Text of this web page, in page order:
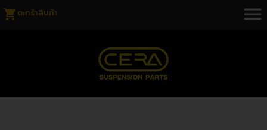
shopping_cart ตะกร้าสินค้า menu